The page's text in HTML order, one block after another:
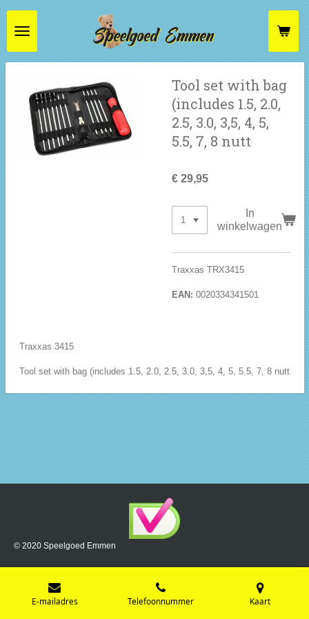
Ga
direct
naar
de
Tool set with bag
(includes 1.5, 2.0,
2.5, 3.0, 3,5, 4, 5,
5.5, 7, 8 nutt
€ 29,95
In
winkelwagen
Traxxas TRX3415
EAN: 0020334341501
Traxxas 3415
Tool set with bag (includes 1.5, 2.0, 2.5, 3.0, 3,5, 4, 5, 5.5, 7, 8 nutt
© 2020 Speelgoed Emmen
E-mailadres Telefoonnummer Kaart